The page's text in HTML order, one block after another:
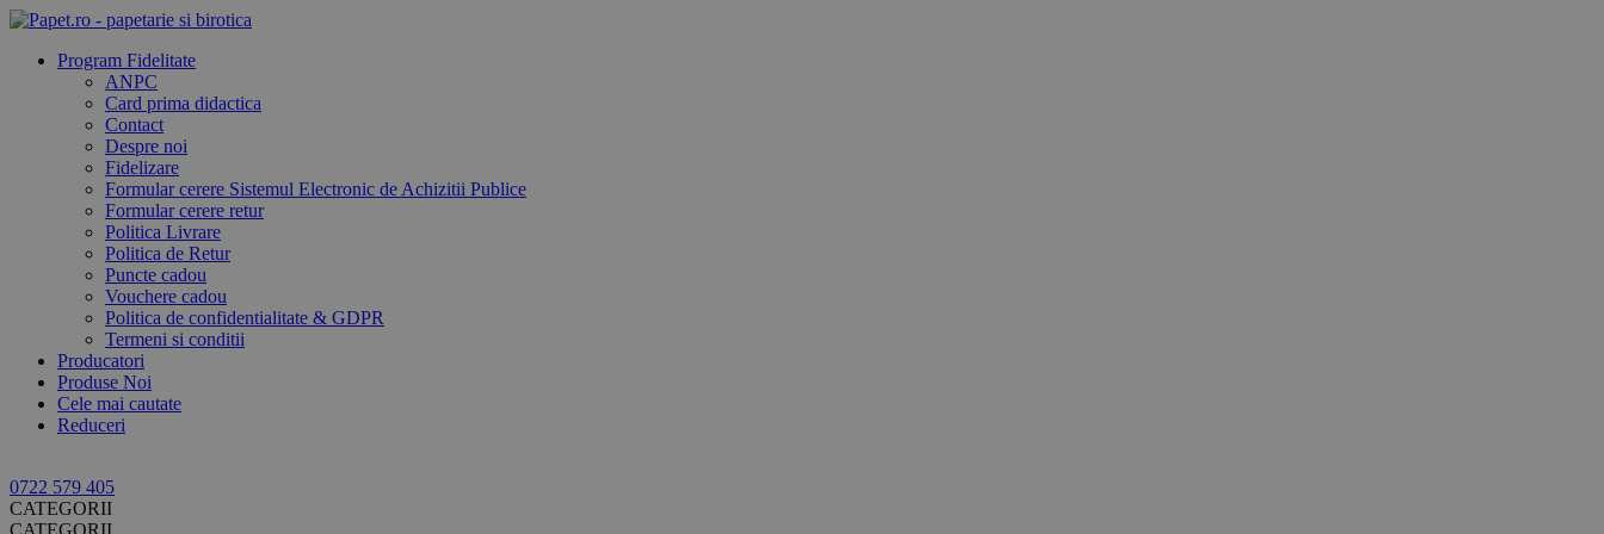
Program Fidelitate
ANPC
Card prima didactica
Contact
Despre noi
Fidelizare
Formular cerere Sistemul Electronic de Achizitii Publice
Formular cerere retur
Politica Livrare
Politica de Retur
Puncte cadou
Vouchere cadou
​Politica de confidentialitate & GDPR
​Termeni si conditii
Producatori
Produse Noi
Cele mai cautate
Reduceri
0722 579 405
CATEGORII
CATEGORII